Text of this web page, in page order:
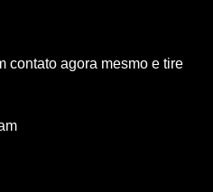
contato agora mesmo e tire